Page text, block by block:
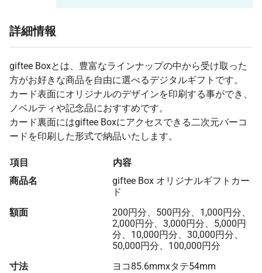
詳細情報
giftee Boxとは、豊富なラインナップの中から受け取った
方がお好きな商品を自由に選べるデジタルギフトです。
カード表面にオリジナルのデザインを印刷する事ができ、
ノベルティや記念品におすすめです。
カード裏面にはgiftee Boxにアクセスできる二次元バーコ
ードを印刷した形式で納品いたします。
項目
内容
商品名
giftee Box オリジナルギフトカー
ド
額面
200円分、500円分、1,000円分、
2,000円分、3,000円分、5,000円
分、10,000円分、30,000円分、
50,000円分、100,000円分
寸法
ヨコ85.6mmxタテ54mm